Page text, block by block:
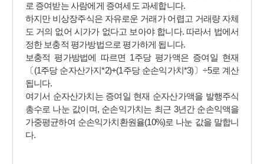
로 증여받는 사람에게 증여세도 과세합니다.
하지만 비상장주식은 자유로운 거래가 어렵고 거래량 자체
도 거의 없어 시가가 없다고 보아야 합니다. 따라서 법에서
정한 보충적 평가방법으로 평가하게 됩니다.
보충적 평가방법에 따르면 1주당 평가액은 증여일 현재
〔 (1주당 순자산가지*2)+(1주당 순손익가치 *3) 〕÷5로 계산
됩니다.
여기서 순자산가치는 증여일 현재 순자산가액을 발행주식
총수로 나눈 값이며, 순손익가치는 최근 3년간 순손익액을
가중평균하여 순손익가치환원율(10%)로 나눈 값을 말합니
다.